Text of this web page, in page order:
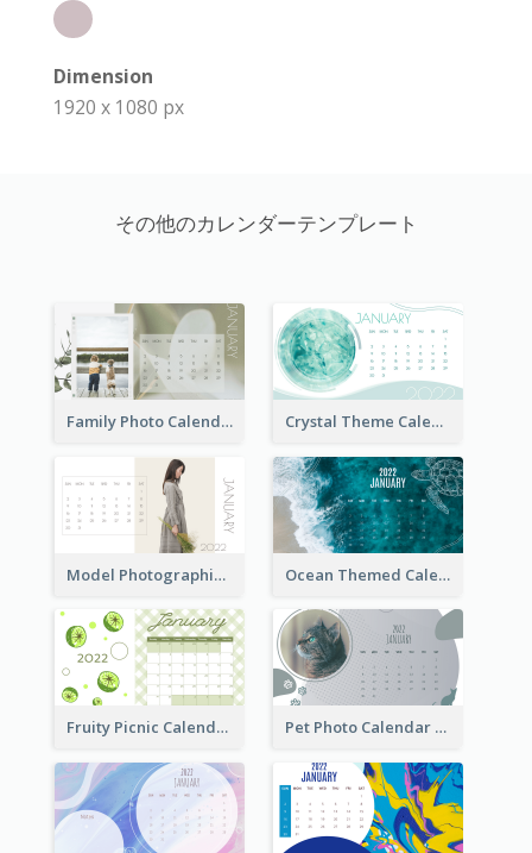
Dimension
1920 x 1080 px
その他のカレンダーテンプレート
Family Photo Calendar Crystal Theme Calendar
Model Photographic Calendar Ocean Themed Calendar
Fruity Picnic Calendar Pet Photo Calendar